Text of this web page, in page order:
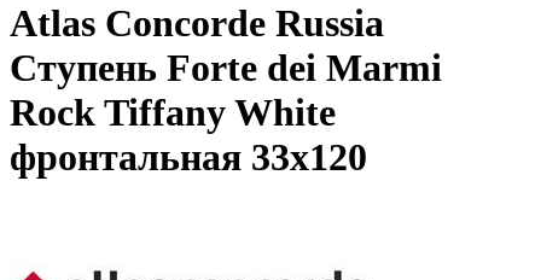
Atlas Concorde Russia
Ступень Forte dei Marmi
Rock Tiffany White
фронтальная 33x120